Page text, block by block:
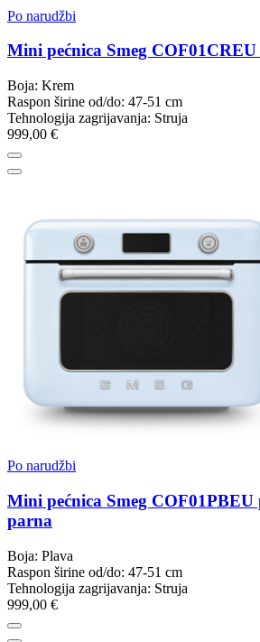
Po narudžbi
Mini pećnica Smeg
Boja: Krem
Raspon širine od/do: 47-51 cm
Tehnologija zagrijavanja: Struja
999,00 €
Po narudžbi
Mini pećnica Smeg COF01PBEU
parna
Boja: Plava
Raspon širine od/do: 47-51 cm
Tehnologija zagrijavanja: Struja
999,00 €